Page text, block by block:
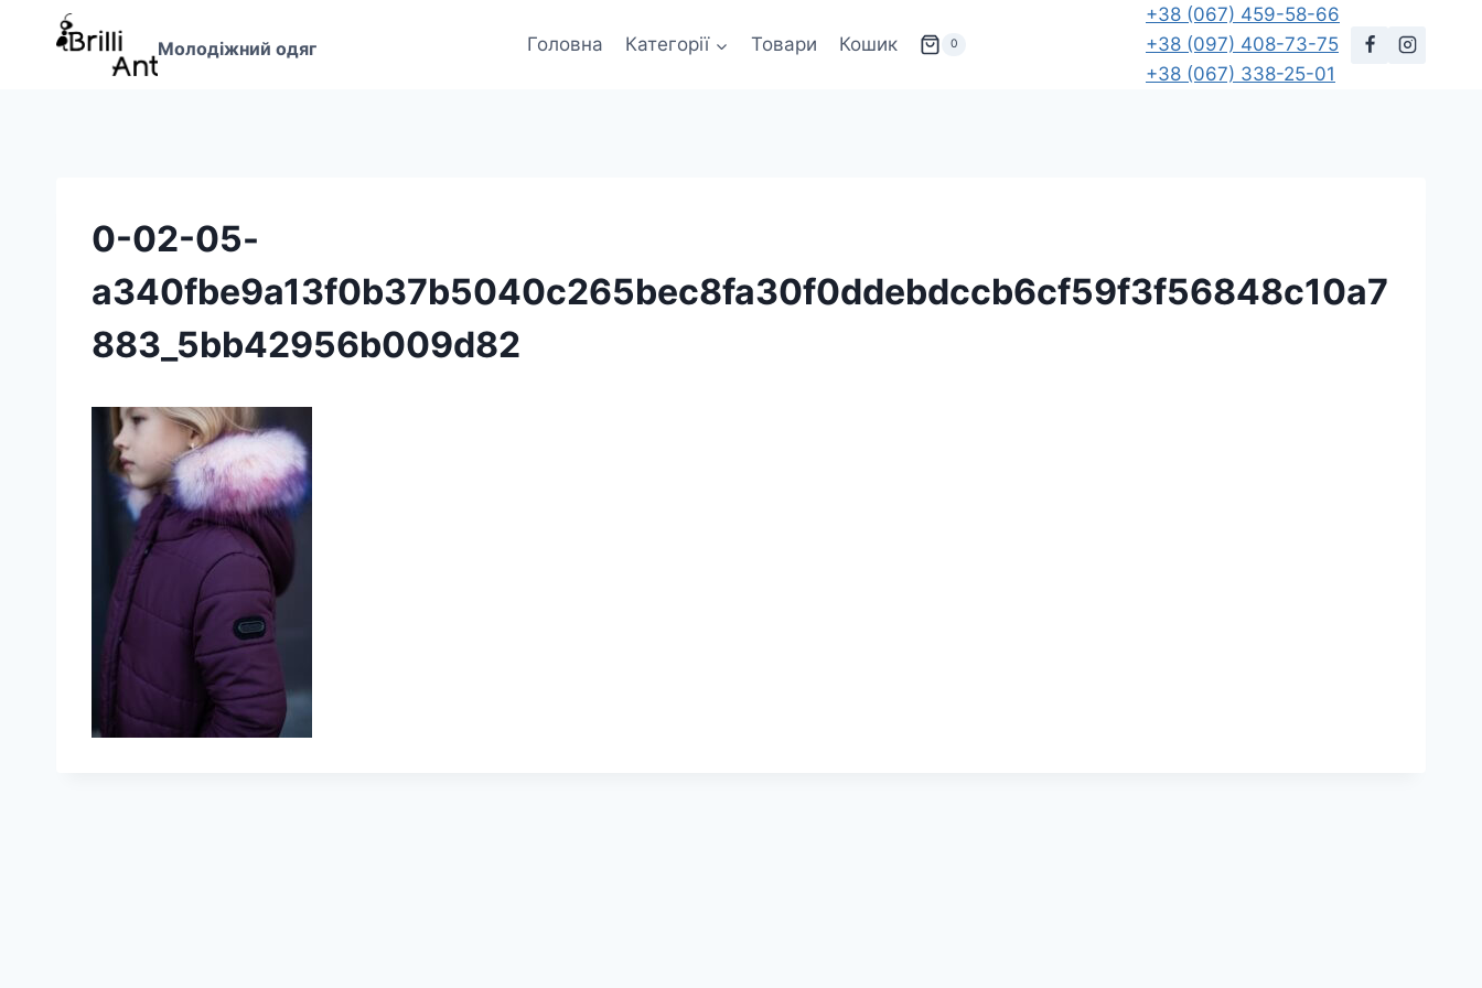
Перейти
Молодіжний одяг Головна Категорії Товари Кошик 0
+38 (067) 459-58-66
+38 (097) 408-73-75
+38 (067) 338-25-01
0-02-05-
a340fbe9a13f0b37b5040c265bec8fa30f0ddebdccb6cf59f3f56848c10a7
883_5bb42956b009d82